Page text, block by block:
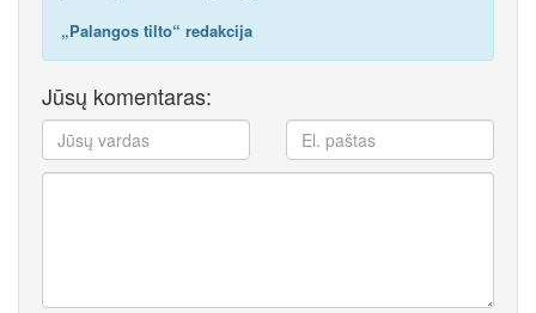
„Palangos tilto“ redakcija
Jūsų komentaras: